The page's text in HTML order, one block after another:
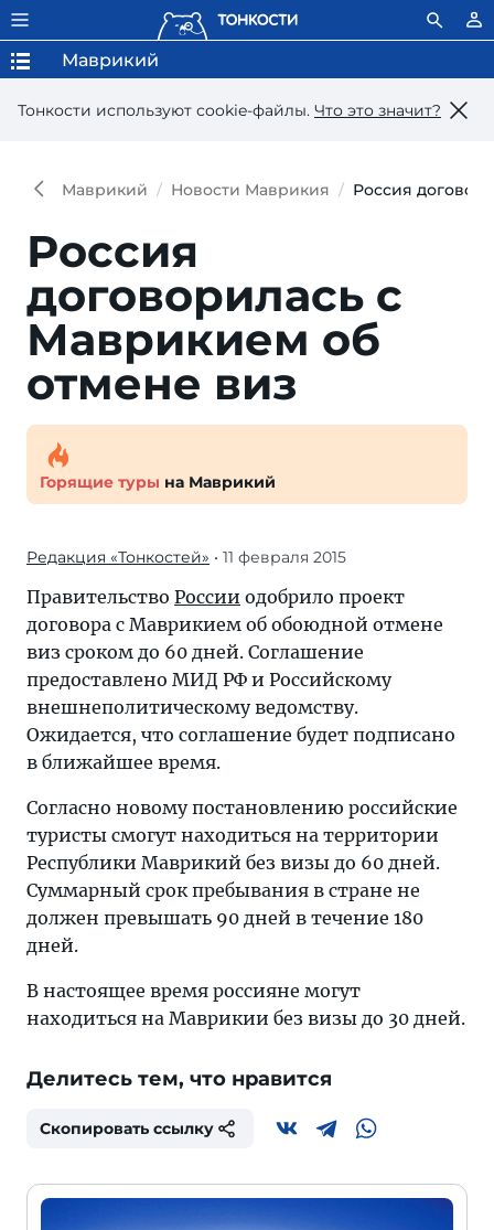
Тонкости используют сookie-файлы. Что это значит?
Маврикий
Маврикий Новости Маврикия Россия
Россия
договорилась с
Маврикием об
отмене виз
Горящие туры на Маврикий
Редакция «Тонкостей» • 11 февраля 2015
Правительство России одобрило проект
договора с Маврикием об обоюдной отмене
виз сроком до 60 дней. Соглашение
предоставлено МИД РФ и Российскому
внешнеполитическому ведомству.
Ожидается, что соглашение будет подписано
в ближайшее время.
Согласно новому постановлению российские
туристы смогут находиться на территории
Республики Маврикий без визы до 60 дней.
Суммарный срок пребывания в стране не
должен превышать 90 дней в течение 180
дней.
В настоящее время россияне могут
находиться на Маврикии без визы до 30 дней.
Делитесь тем, что нравится
Скопировать ссылку